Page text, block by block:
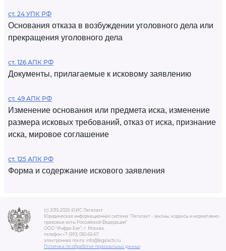
ст. 24 УПК РФ
Основания отказа в возбуждении уголовного дела или
прекращения уголовного дела
ст. 126 АПК РФ
Документы, прилагаемые к исковому заявлению
ст. 49 АПК РФ
Изменение основания или предмета иска, изменение
размера исковых требований, отказ от иска, признание
иска, мировое соглашение
ст. 125 АПК РФ
Форма и содержание искового заявления
(c) 2015-2026 ЮИС Легалакт
Юридическая информационная система "Легалакт - законы, кодексы и нормативно-
правовые акты Российской Федерации"
ООО "Инфра-Бит", г. Москва.
телефон +7 (910) 050-65-67
электронная почта: info@legalacts.ru
Политика по обработке персональных данных